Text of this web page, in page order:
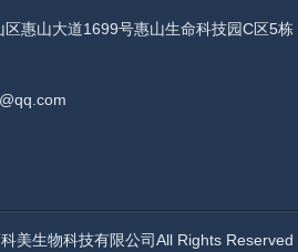
惠山大道1699号惠山生命科技园C区5栋
美生物科技有限公司All Rights